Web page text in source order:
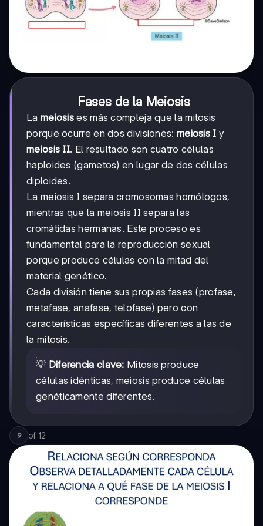
Fases de la Meiosis
La meiosis es más compleja que la mitosis
porque ocurre en dos divisiones: meiosis I y
meiosis II. El resultado son cuatro células
haploides (gametos) en lugar de dos células
diploides.
La meiosis I separa cromosomas homólogos,
mientras que la meiosis II separa las
cromátidas hermanas. Este proceso es
fundamental para la reproducción sexual
porque produce células con la mitad del
material genético.
Cada división tiene sus propias fases (profase,
metafase, anafase, telofase) pero con
características específicas diferentes a las de
la mitosis.
💡 Diferencia clave: Mitosis produce
células idénticas, meiosis produce células
genéticamente diferentes.
9 of 12